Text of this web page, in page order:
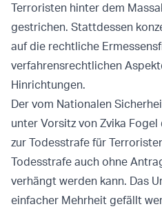
Terroristen hinter dem
gestrichen. Stattdessen
auf die rechtliche
verfahrensrechtlichen
Hinrichtungen.
Der vom Nationalen
unter Vorsitz von Zvika
zur Todesstrafe für
Todesstrafe auch ohne
verhängt werden kann. Das
einfacher Mehrheit gefällt